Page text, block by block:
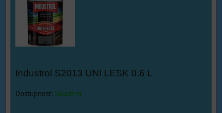
Industrol S2013 UNI LESK 0,6 L
Dostupnost: Skladem